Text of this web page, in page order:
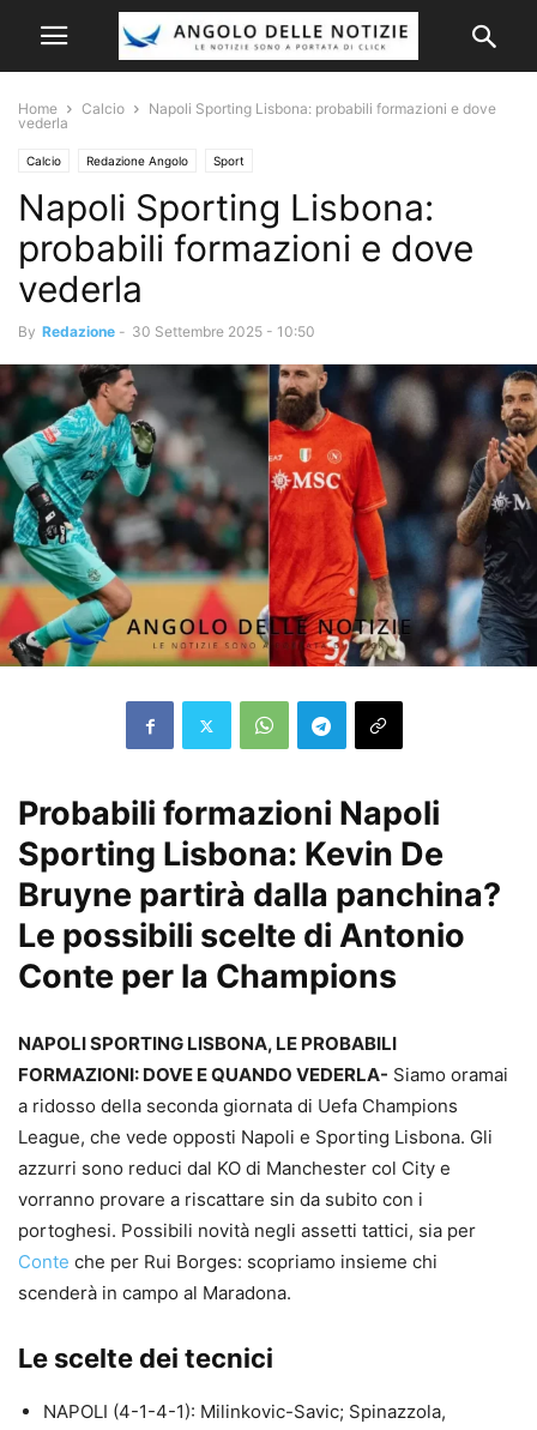
Home Calcio
Napoli Sporting Lisbona: probabili formazioni e dove
vederla
Calcio Redazione Angolo Sport
Napoli Sporting Lisbona:
probabili formazioni e dove
vederla
By Redazione - 30 Settembre 2025 - 10:50
Probabili formazioni Napoli
Sporting Lisbona: Kevin De
Bruyne partirà dalla panchina?
Le possibili scelte di Antonio
Conte per la Champions
NAPOLI SPORTING LISBONA, LE PROBABILI
FORMAZIONI: DOVE E QUANDO VEDERLA- Siamo oramai
a ridosso della seconda giornata di Uefa Champions
League, che vede opposti Napoli e Sporting Lisbona. Gli
azzurri sono reduci dal KO di Manchester col City e
vorranno provare a riscattare sin da subito con i
portoghesi. Possibili novità negli assetti tattici, sia per
Conte che per Rui Borges: scopriamo insieme chi
scenderà in campo al Maradona.
Le scelte dei tecnici
NAPOLI (4-1-4-1): Milinkovic-Savic; Spinazzola,